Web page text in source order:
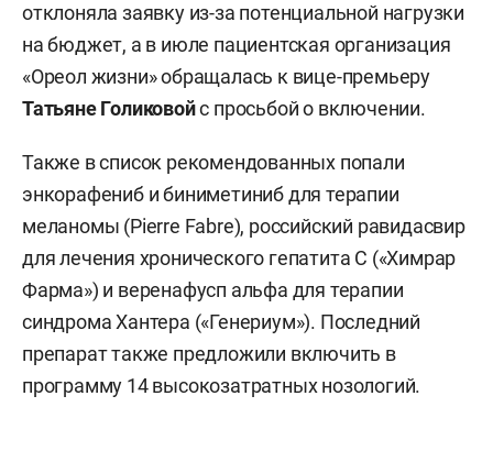
отклоняла заявку из-за потенциальной нагрузки
на бюджет, а в июле пациентская организация
«Ореол жизни» обращалась к вице-премьеру
Татьяне Голиковойс просьбой о включении.
Также в список рекомендованных попали
энкорафениб и биниметиниб для терапии
меланомы (Pierre Fabre), российский равидасвир
для лечения хронического гепатита С («Химрар
Фарма») и веренафусп альфа для терапии
синдрома Хантера («Генериум»). Последний
препарат также предложили включить в
программу 14 высокозатратных нозологий.